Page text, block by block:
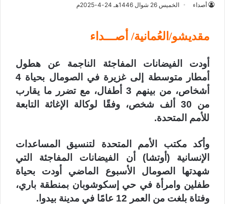
أصداء الخميس 26 شوال 1446هـ 24-4-2025م
مقديشو/العُمانية/ أصـــداء
أودت الفيضانات المفاجئة الناجمة عن هطول
أمطار متوسطة إلى غزيرة في الصومال بحياة 4
أشخاص، من بينهم 3 أطفال، مع تضرر ما يقارب
من 30 ألف شخص، وفقًا لوكالة الإغاثة التابعة
للأمم المتحدة.
وأكد مكتب الأمم المتحدة لتنسيق المساعدات
الإنسانية (أوتشا) أن الفيضانات المفاجئة التي
شهدتها الصومال الأسبوع الماضي أودت بحياة
طفلين وامرأة في حي إسكوشوبان بمنطقة باري،
وفتاة بلغت من العمر 12 عامًا في مدينة بيدوا.